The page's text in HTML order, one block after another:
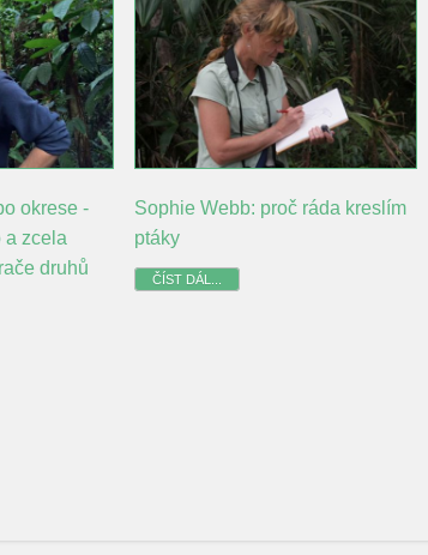
okrese -
a zcela
druhů
Sophie Webb: proč ráda kreslím
ptáky
ČÍST DÁL...